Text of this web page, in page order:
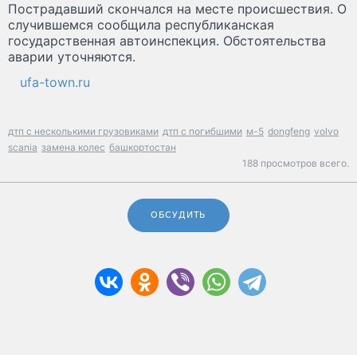
Пострадавший скончался на месте происшествия. О
случившемся сообщила республиканская
государственная автоинспекция. Обстоятельства
аварии уточняются.
ufa-town.ru
дтп с несколькими грузовиками дтп с погибшими м-5 dongfeng volvo
scania замена колес башкортостан
188 просмотров всего.
ОБСУДИТЬ